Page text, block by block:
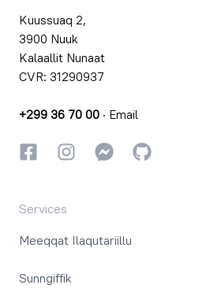
Kuussuaq 2,
3900 Nuuk
Kalaallit Nunaat
CVR: 31290937
+299 36 70 00 · Email
FacebookkiInstagrammiInstagrammi
GitHub
Services
Meeqqat Ilaqutariillu
Sunngiffik